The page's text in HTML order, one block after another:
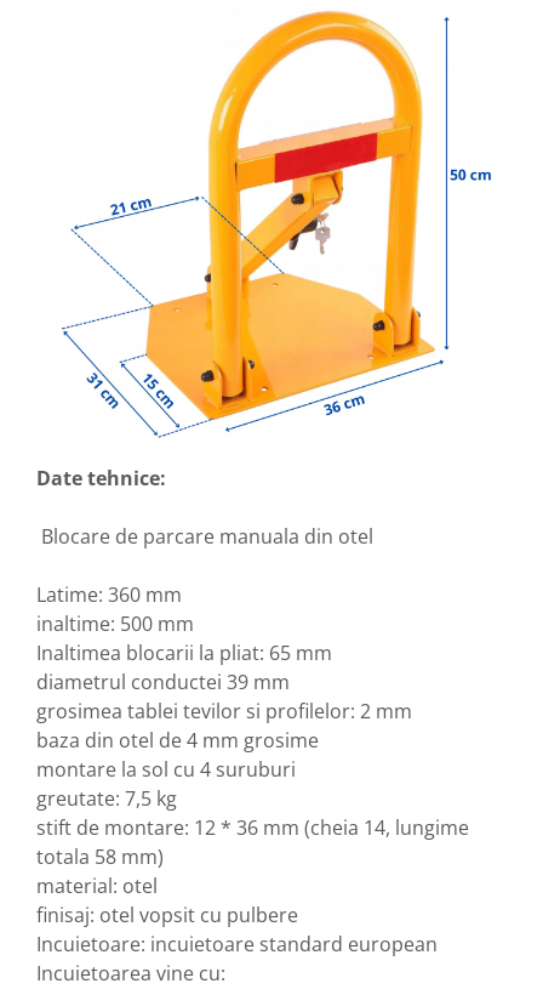
Date tehnice:
Blocare de parcare manuala din otel
Latime: 360 mm
inaltime: 500 mm
Inaltimea blocarii la pliat: 65 mm
diametrul conductei 39 mm
grosimea tablei tevilor si profilelor: 2 mm
baza din otel de 4 mm grosime
montare la sol cu ​​4 suruburi
greutate: 7,5 kg
stift de montare: 12 * 36 mm (cheia 14, lungime
totala 58 mm)
material: otel
finisaj: otel vopsit cu pulbere
Incuietoare: incuietoare standard european
Incuietoarea vine cu: